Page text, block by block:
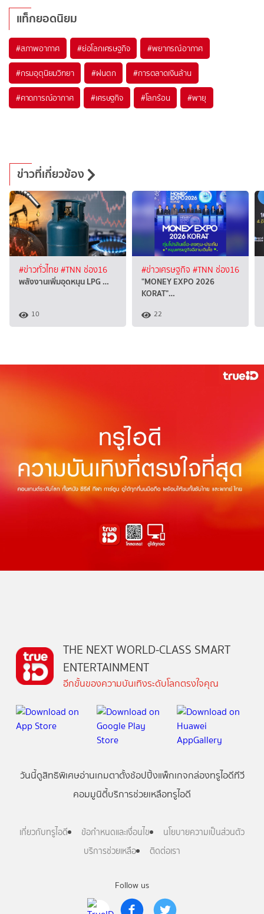
แท็กยอดนิยม
#สภาพอากาศ #ย่อโลกเศรษฐกิจ #พยากรณ์อากาศ
#กรมอุตุนิยมวิทยา #ฝนตก #การตลาดเงินล้าน
#คาดการณ์อากาศ #เศรษฐกิจ #โลกร้อน #พายุ
ข่าวที่เกี่ยวข้อง
#ข่าวทั่วไทย#TNN ช่อง16
พลังงานเพิ่มอุดหนุน LPG …
10
#ข่าวเศรษฐกิจ #TNN ช่อง16
"MONEY EXPO 2026
KORAT"…
22
Follow us
THE NEXT WORLD-CLASS SMART
ENTERTAINMENT
อีกขั้นของความบันเทิงระดับโลกตรงใจคุณ
วันนี้ดูสิทธิพิเศษอ่านเกมตาตั้งช้อปปิ้งแพ็กเกจกล่องทรูไอดีทีวี
คอมมูนิตี้บริการช่วยเหลือทรูไอดี
เกี่ยวกับทรูไอดี ข้อกำหนดและเงื่อนไข
นโยบายความเป็นส่วนตัว
บริการช่วยเหลือ
ติดต่อเรา